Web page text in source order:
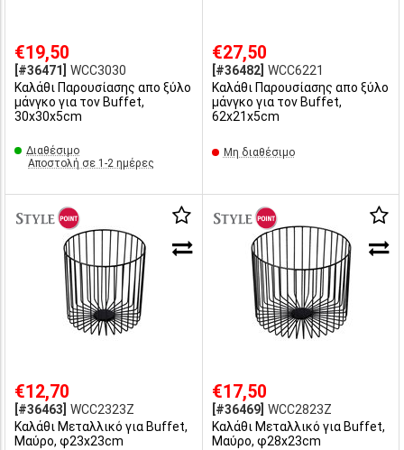
€19,50
[#36471]
WCC3030
Καλάθι Παρουσίασης απο ξύλο
μάνγκο για τον Buffet,
30x30x5cm
Διαθέσιμο
Αποστολή σε 1-2 ημέρες
€27,50
[#36482] WCC6221
Καλάθι Παρουσίασης απο ξύλο
μάνγκο για τον Buffet,
62x21x5cm
Μη διαθέσιμο
€12,70
[#36463] WCC2323Z
Καλάθι Μεταλλικό για Buffet,
Μαύρο, φ23x23cm
€17,50
[#36469] WCC2823Z
Καλάθι Μεταλλικό για Buffet,
Μαύρο, φ28x23cm